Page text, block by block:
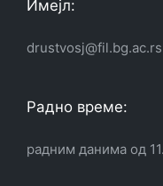
Имејл:
drustvosj@fil.bg.ac.rs
Радно време:
радним данима од